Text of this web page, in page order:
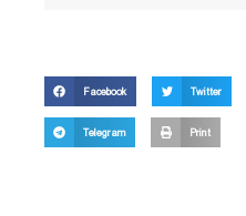
Facebook Twitter
Telegram Print